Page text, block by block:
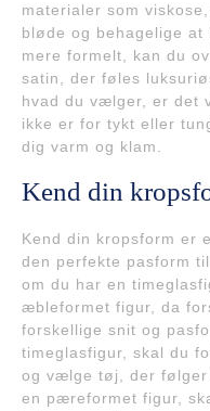
materialer som
bløde og behagelige at
mere formelt, kan du
satin, der føles
hvad du vælger, er det
ikke er for tykt eller
dig varm og klam.
Kend din
Kend din kropsform er
den perfekte pasform
om du har en
æbleformet figur, da
forskellige snit og
timeglasfigur, skal du
og vælge tøj, der følger
en pæreformet figur,